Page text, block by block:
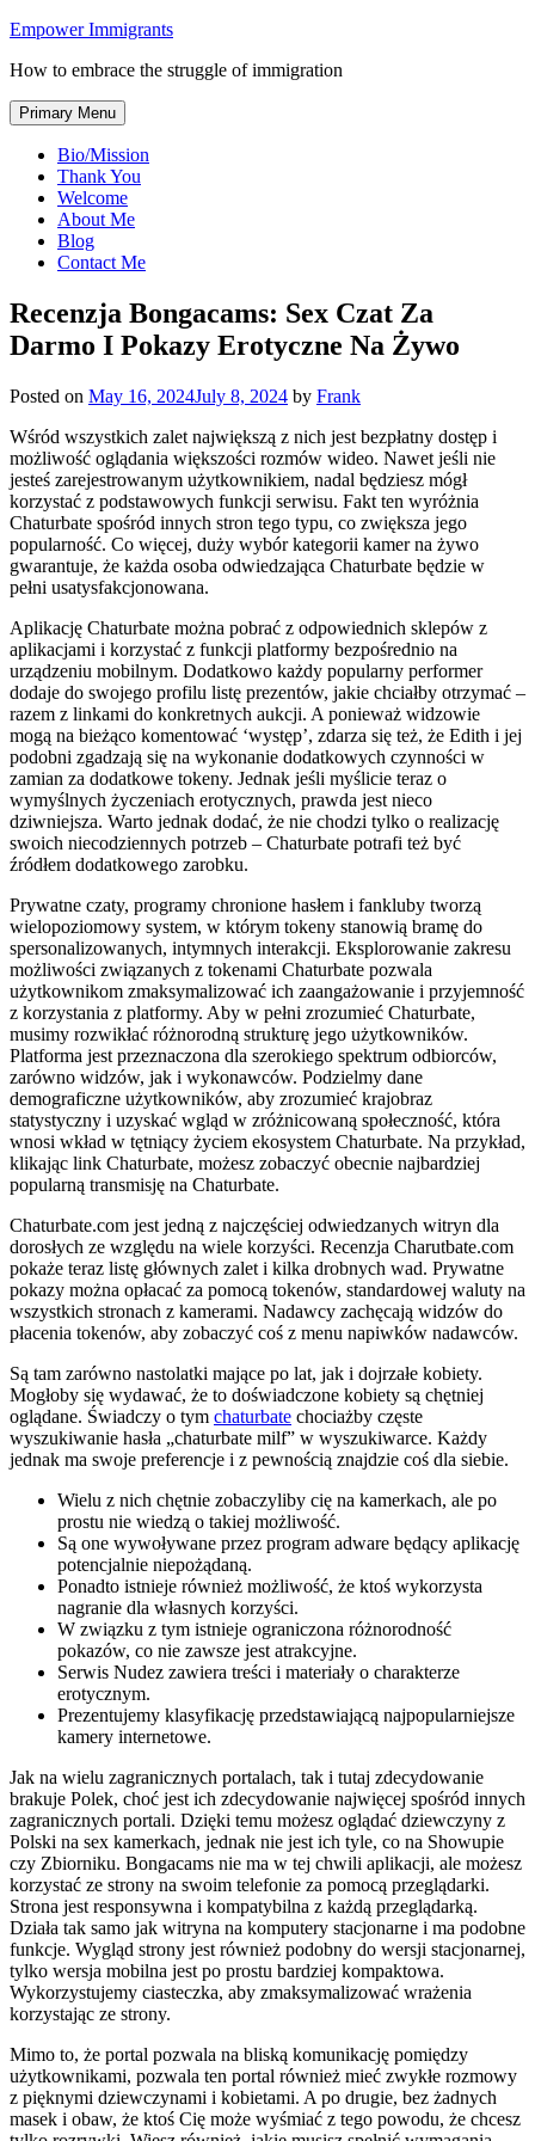
Skip
content
Empower Immigrants
How to embrace the struggle of immigration
Primary Menu
Bio/Mission
Thank You
Welcome
About Me
Blog
Contact Me
Recenzja Bongacams: Sex Czat Za
Darmo I Pokazy Erotyczne Na Żywo
Posted on May 16, 2024July 8, 2024 by Frank
Wśród wszystkich zalet największą z nich jest bezpłatny dostęp i
możliwość oglądania większości rozmów wideo. Nawet jeśli nie
jesteś zarejestrowanym użytkownikiem, nadal będziesz mógł
korzystać z podstawowych funkcji serwisu. Fakt ten wyróżnia
Chaturbate spośród innych stron tego typu, co zwiększa jego
popularność. Co więcej, duży wybór kategorii kamer na żywo
gwarantuje, że każda osoba odwiedzająca Chaturbate będzie w
pełni usatysfakcjonowana.
Aplikację Chaturbate można pobrać z odpowiednich sklepów z
aplikacjami i korzystać z funkcji platformy bezpośrednio na
urządzeniu mobilnym. Dodatkowo każdy popularny performer
dodaje do swojego profilu listę prezentów, jakie chciałby otrzymać –
razem z linkami do konkretnych aukcji. A ponieważ widzowie
mogą na bieżąco komentować ‘występ’, zdarza się też, że Edith i jej
podobni zgadzają się na wykonanie dodatkowych czynności w
zamian za dodatkowe tokeny. Jednak jeśli myślicie teraz o
wymyślnych życzeniach erotycznych, prawda jest nieco
dziwniejsza. Warto jednak dodać, że nie chodzi tylko o realizację
swoich niecodziennych potrzeb – Chaturbate potrafi też być
źródłem dodatkowego zarobku.
Prywatne czaty, programy chronione hasłem i fankluby tworzą
wielopoziomowy system, w którym tokeny stanowią bramę do
spersonalizowanych, intymnych interakcji. Eksplorowanie zakresu
możliwości związanych z tokenami Chaturbate pozwala
użytkownikom zmaksymalizować ich zaangażowanie i przyjemność
z korzystania z platformy. Aby w pełni zrozumieć Chaturbate,
musimy rozwikłać różnorodną strukturę jego użytkowników.
Platforma jest przeznaczona dla szerokiego spektrum odbiorców,
zarówno widzów, jak i wykonawców. Podzielmy dane
demograficzne użytkowników, aby zrozumieć krajobraz
statystyczny i uzyskać wgląd w zróżnicowaną społeczność, która
wnosi wkład w tętniący życiem ekosystem Chaturbate. Na przykład,
klikając link Chaturbate, możesz zobaczyć obecnie najbardziej
popularną transmisję na Chaturbate.
Chaturbate.com jest jedną z najczęściej odwiedzanych witryn dla
dorosłych ze względu na wiele korzyści. Recenzja Charutbate.com
pokaże teraz listę głównych zalet i kilka drobnych wad. Prywatne
pokazy można opłacać za pomocą tokenów, standardowej waluty na
wszystkich stronach z kamerami. Nadawcy zachęcają widzów do
płacenia tokenów, aby zobaczyć coś z menu napiwków nadawców.
Są tam zarówno nastolatki mające po lat, jak i dojrzałe kobiety.
Mogłoby się wydawać, że to doświadczone kobiety są chętniej
oglądane. Świadczy o tym chaturbate chociażby częste
wyszukiwanie hasła „chaturbate milf” w wyszukiwarce. Każdy
jednak ma swoje preferencje i z pewnością znajdzie coś dla siebie.
Wielu z nich chętnie zobaczyliby cię na kamerkach, ale po
prostu nie wiedzą o takiej możliwość.
Są one wywoływane przez program adware będący aplikację
potencjalnie niepożądaną.
Ponadto istnieje również możliwość, że ktoś wykorzysta
nagranie dla własnych korzyści.
W związku z tym istnieje ograniczona różnorodność
pokazów, co nie zawsze jest atrakcyjne.
Serwis Nudez zawiera treści i materiały o charakterze
erotycznym.
Prezentujemy klasyfikację przedstawiającą najpopularniejsze
kamery internetowe.
Jak na wielu zagranicznych portalach, tak i tutaj zdecydowanie
brakuje Polek, choć jest ich zdecydowanie najwięcej spośród innych
zagranicznych portali. Dzięki temu możesz oglądać dziewczyny z
Polski na sex kamerkach, jednak nie jest ich tyle, co na Showupie
czy Zbiorniku. Bongacams nie ma w tej chwili aplikacji, ale możesz
korzystać ze strony na swoim telefonie za pomocą przeglądarki.
Strona jest responsywna i kompatybilna z każdą przeglądarką.
Działa tak samo jak witryna na komputery stacjonarne i ma podobne
funkcje. Wygląd strony jest również podobny do wersji stacjonarnej,
tylko wersja mobilna jest po prostu bardziej kompaktowa.
Wykorzystujemy ciasteczka, aby zmaksymalizować wrażenia
korzystając ze strony.
Mimo to, że portal pozwala na bliską komunikację pomiędzy
użytkownikami, pozwala ten portal również mieć zwykłe rozmowy
z pięknymi dziewczynami i kobietami. A po drugie, bez żadnych
masek i obaw, że ktoś Cię może wyśmiać z tego powodu, że chcesz